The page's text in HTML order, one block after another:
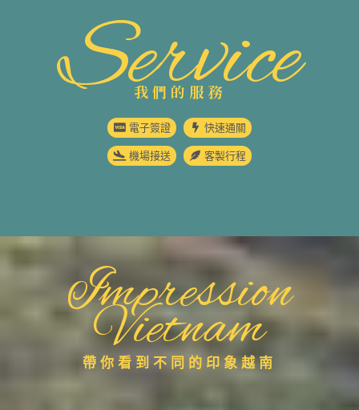
Service
我們的服務
電子簽證 快速通關
機場接送 客製行程
Impression
Vietnam
帶你看到不同的印象越南